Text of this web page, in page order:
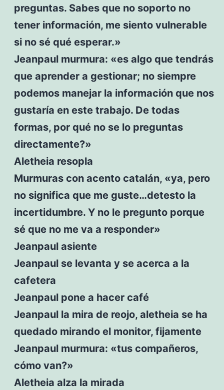
preguntas. Sabes que no soporto no
tener información, me siento vulnerable
si no sé qué esperar.»
Jeanpaul murmura: «es algo que tendrás
que aprender a gestionar; no siempre
podemos manejar la información que nos
gustaría en este trabajo. De todas
formas, por qué no se lo preguntas
directamente?»
Aletheia resopla
Murmuras con acento catalán, «ya, pero
no significa que me guste…detesto la
incertidumbre. Y no le pregunto porque
sé que no me va a responder»
Jeanpaul asiente
Jeanpaul se levanta y se acerca a la
cafetera
Jeanpaul pone a hacer café
Jeanpaul la mira de reojo, aletheia se ha
quedado mirando el monitor, fijamente
Jeanpaul murmura: «tus compañeros,
cómo van?»
Aletheia alza la mirada